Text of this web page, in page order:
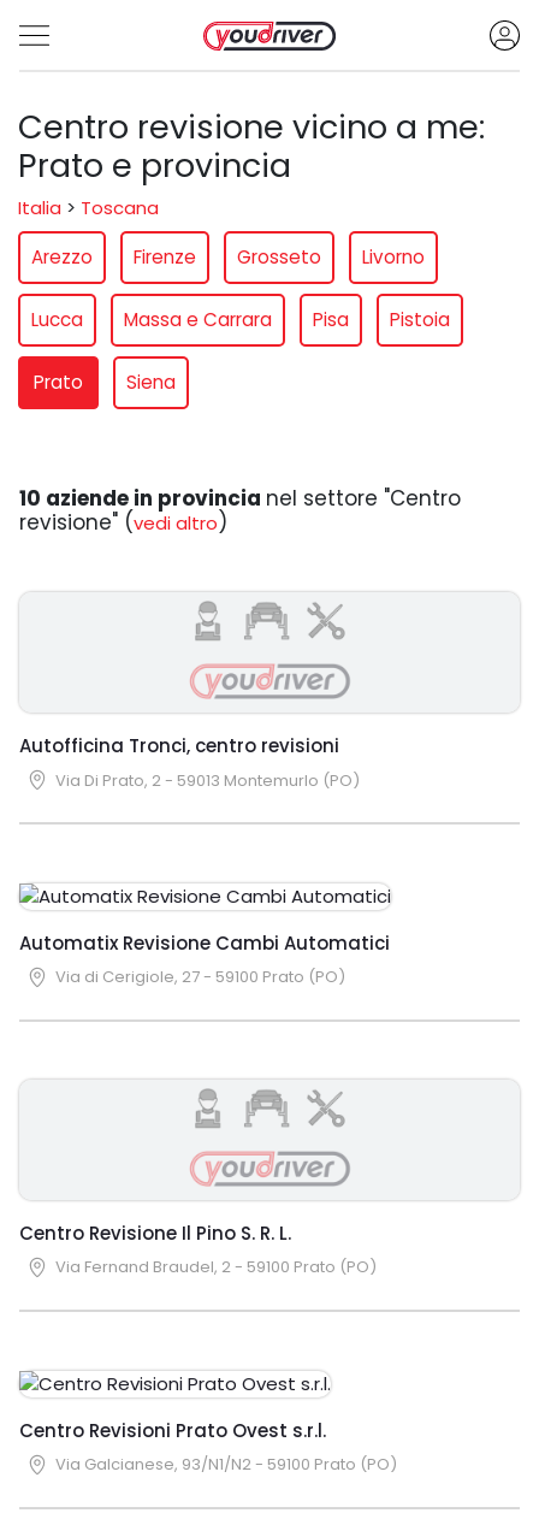
Centro revisione vicino a me:
Prato e provincia
Italia > Toscana
Arezzo
Firenze Grosseto Livorno
Lucca Massa e Carrara Pisa Pistoia
Prato Siena
10 aziende in provincia nel settore "Centro
revisione" (vedi altro)
Autofficina Tronci, centro revisioni
Via Di Prato, 2 - 59013 Montemurlo (PO)
Automatix Revisione Cambi Automatici
Via di Cerigiole, 27 - 59100 Prato (PO)
Centro Revisione Il Pino S. R. L.
Via Fernand Braudel, 2 - 59100 Prato (PO)
Centro Revisioni Prato Ovest s.r.l.
Via Galcianese, 93/N1/N2 - 59100 Prato (PO)